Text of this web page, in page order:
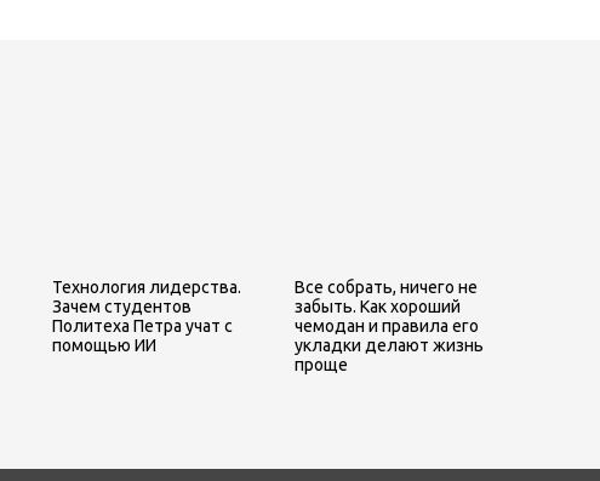
Технология лидерства.
Зачем студентов
Политеха Петра учат с
помощью ИИ
Все собрать, ничего не
забыть. Как хороший
чемодан и правила его
укладки делают жизнь
проще